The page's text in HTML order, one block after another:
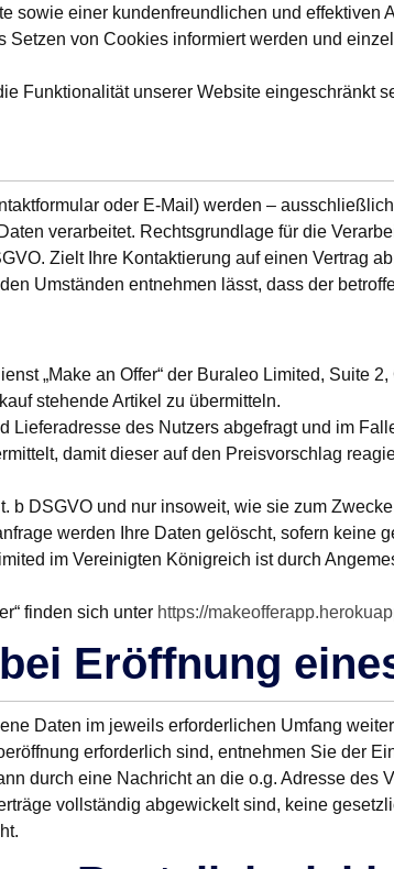
sowie einer kundenfreundlichen und effektiven
von Cookies informiert werden und
Funktionalität unserer Website eingeschränkt
oder E-Mail) werden –
verarbeitet. Rechtsgrundlage für die
Zielt Ihre Kontaktierung auf einen Vertrag
Umständen entnehmen lässt, dass der
„Make an Offer“ der Buraleo Limited, Suite
stehende Artikel zu übermitteln.
des Nutzers abgefragt und im
damit dieser auf den Preisvorschlag
b DSGVO und nur insoweit, wie sie zum
werden Ihre Daten gelöscht, sofern keine
im Vereinigten Königreich ist durch
finden sich unter https://
Eröffnung
Daten im jeweils erforderlichen Umfang
erforderlich sind, entnehmen Sie der
durch eine Nachricht an die o.g. Adresse
vollständig abgewickelt sind, keine